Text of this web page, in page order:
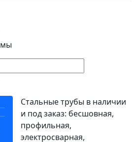
Стальные трубы в наличии
и под заказ: бесшовная,
профильная,
электросварная,